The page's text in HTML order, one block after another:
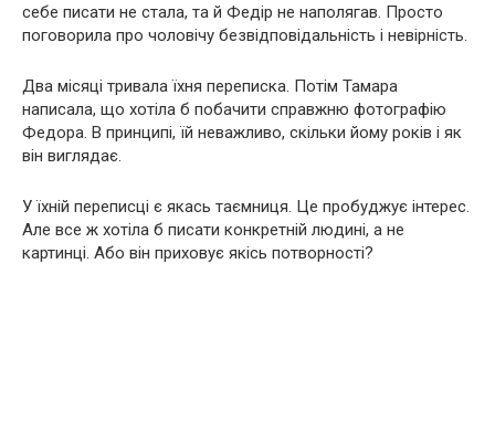
себе писати не стала, та й Федір не наполягав. Просто
поговорила про чоловічу безвідповідальність і невірність.
Два місяці тривала їхня переписка. Потім Тамара
написала, що хотіла б побачити справжню фотографію
Федора. В принципі, їй неважливо, скільки йому років і як
він виглядає.
У їхній переписці є якась таємниця. Це пробуджує інтерес.
Але все ж хотіла б писати конкретній людині, а не
картинці. Або він приховує якісь потворності?